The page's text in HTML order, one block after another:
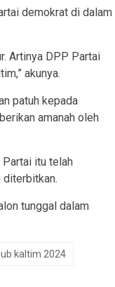
demokrat di dalam
Artinya DPP Partai
akunya.
patuh kepada
amanah oleh
itu telah
diterbitkan.
tunggal dalam
kaltim 2024